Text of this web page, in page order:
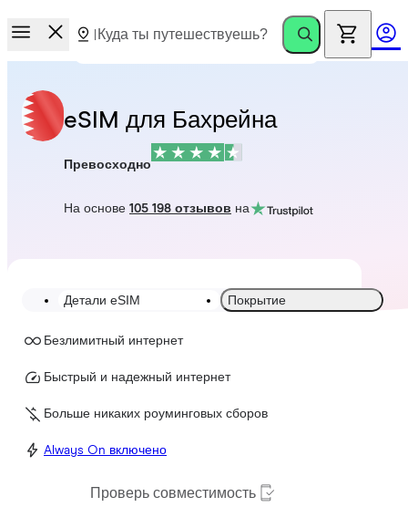
eSIM для Бахрейна
Превосходно
На основе 105 198 отзывов на
Детали eSIM Покрытие
Безлимитный интернет
Быстрый и надежный интернет
Больше никаких роуминговых сборов
Always On включено
Проверь совместимость